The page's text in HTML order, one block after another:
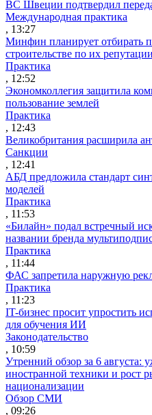
ВС Швеции подтвердил
Международная практика
, 13:27
Минфин планирует отбирать
строительстве по их репутации
Практика
, 12:52
Экономколлегия защитила
пользование землей
Практика
, 12:43
Великобритания расширила
Санкции
, 12:41
АБД предложила стандарт
моделей
Практика
, 11:53
«Билайн» подал встречный
названии бренда
Практика
, 11:44
ФАС запретила наружную
Практика
, 11:23
IT-бизнес просит упростить
для обучения ИИ
Законодательство
, 10:59
Утренний обзор за 6 августа:
иностранной техники и рост
национализации
Обзор СМИ
, 09:26